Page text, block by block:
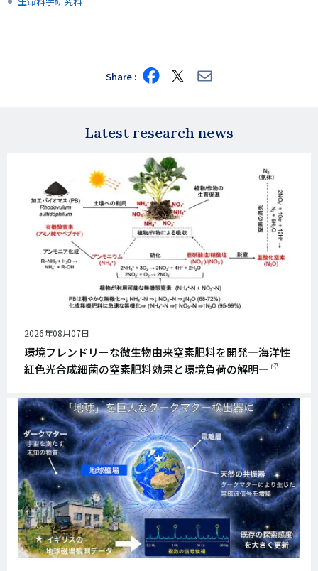
Share Share
on
Share
on
Share
via
Latest research news
公
開
日
2026年08月07日
環境フレンドリーな微生物由来窒素肥料を開発―海洋性
紅色光合成細菌の窒素肥料効果と環境負荷の解明―